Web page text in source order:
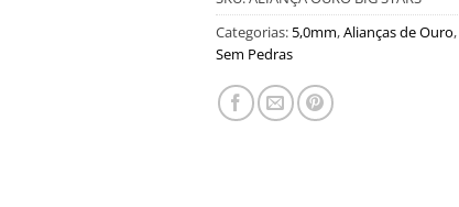
Categorias: 5,0mm,Alianças de Ouro,
Sem Pedras